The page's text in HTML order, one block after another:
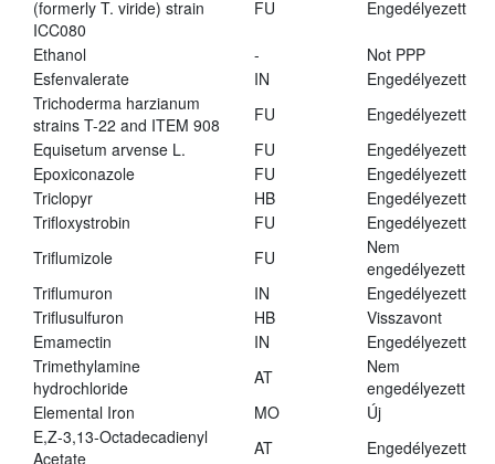
(formerly T. viride) strain
ICC080
FU Engedélyezett
Ethanol -
Not PPP
Esfenvalerate
IN
Engedélyezett
Trichoderma harzianum
strains T-22 and ITEM 908
FU
Engedélyezett
Equisetum arvense L.
FU
Engedélyezett
Epoxiconazole
FU
Engedélyezett
Triclopyr
HB
Engedélyezett
Trifloxystrobin
FU
Engedélyezett
Triflumizole
FU
Nem
engedélyezett
Triflumuron
IN
Engedélyezett
Triflusulfuron
HB
Visszavont
Emamectin
IN
Engedélyezett
Trimethylamine
hydrochloride
AT
Nem
engedélyezett
Elemental Iron
MO
Új
E,Z-3,13-Octadecadienyl
Acetate
AT
Engedélyezett